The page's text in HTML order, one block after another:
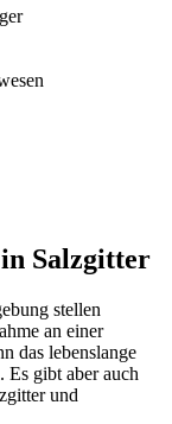
Salzgitter
stellen
an einer
das lebenslange
Es gibt aber auch
und